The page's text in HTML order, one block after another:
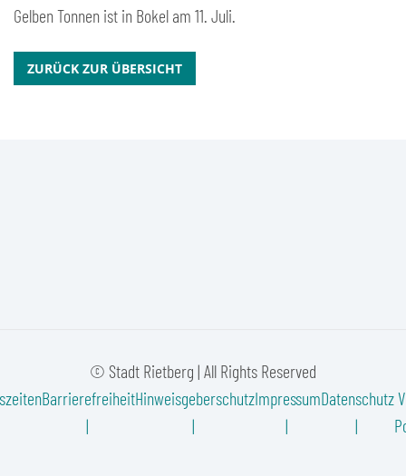
Gelben Tonnen ist in Bokel am 11. Juli.
ZURÜCK ZUR ÜBERSICHT
© Stadt Rietberg | All Rights Reserved
BarrierefreiheitHinweisgeberschutzImpressumDatenschutz